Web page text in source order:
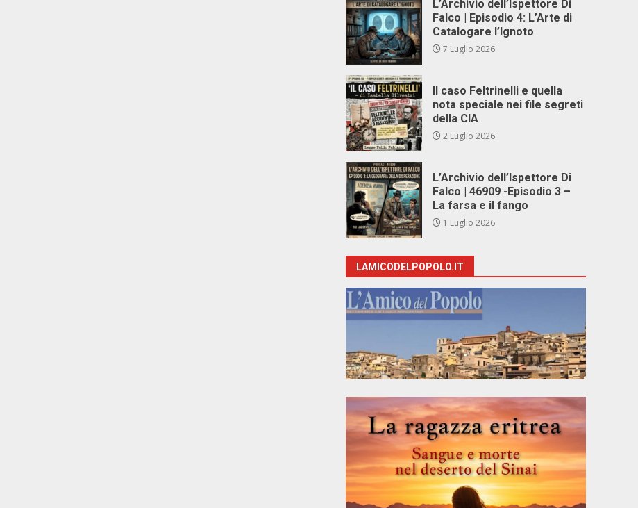
L’Archivio dell’Ispettore Di
Falco | Episodio 4: L’Arte di
Catalogare l’Ignoto
7 Luglio 2026
Il caso Feltrinelli e quella
nota speciale nei file segreti
della CIA
2 Luglio 2026
L’Archivio dell’Ispettore Di
Falco | 46909 -Episodio 3 –
La farsa e il fango
1 Luglio 2026
LAMICODELPOPOLO.IT